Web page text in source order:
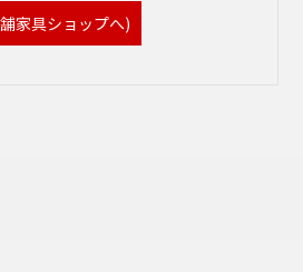
家具ショップへ)